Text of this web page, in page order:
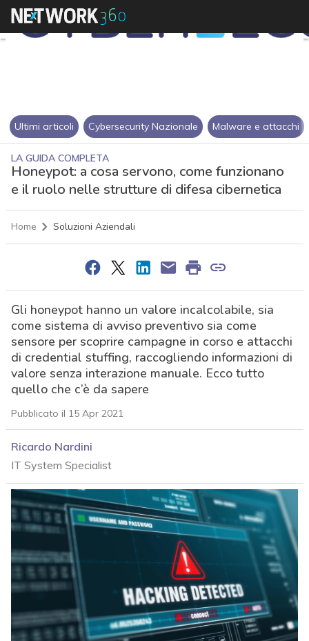
Ultimi articoli Cybersecurity Nazionale Malware e attacchi
LA GUIDA COMPLETA
Honeypot: a cosa servono, come funzionano
e il ruolo nelle strutture di difesa cibernetica
Home Soluzioni Aziendali
Gli honeypot hanno un valore incalcolabile, sia
come sistema di avviso preventivo sia come
sensore per scoprire campagne in corso e attacchi
di credential stuffing, raccogliendo informazioni di
valore senza interazione manuale. Ecco tutto
quello che c’è da sapere
Pubblicato il 15 Apr 2021
Ricardo Nardini
IT System Specialist